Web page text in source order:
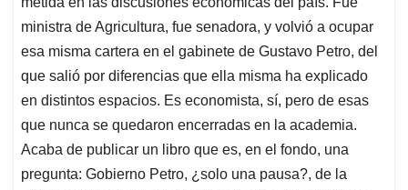
A
p
p
o
o
k
d
I
n
d
s
ministra de Agricultura, fue senadora, y volvió a ocupar
esa misma cartera en el gabinete de Gustavo Petro, del
que salió por diferencias que ella misma ha explicado
en distintos espacios. Es economista, sí, pero de esas
que nunca se quedaron encerradas en la academia.
Acaba de publicar un libro que es, en el fondo, una
pregunta: Gobierno Petro, ¿solo una pausa?, de la